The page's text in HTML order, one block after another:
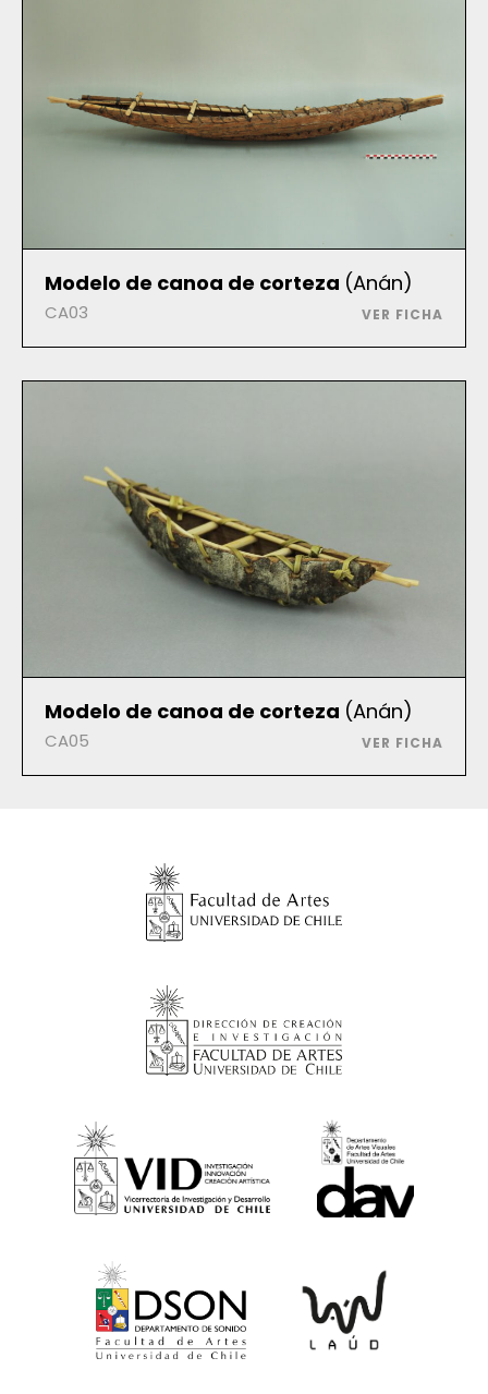
Modelo de canoa de corteza (Anán)
CA03 VER FICHA
Modelo de canoa de corteza (Anán)
CA05 VER FICHA